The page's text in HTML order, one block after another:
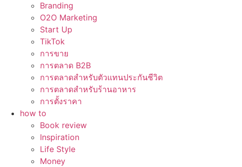
Branding
O2O Marketing
Start Up
TikTok
การขาย
การตลาด B2B
การตลาดสำหรับตัวแทนประกันชีวิต
การตลาดสำหรับร้านอาหาร
การตั้งราคา
how to
Book review
Inspiration
Life Style
Money